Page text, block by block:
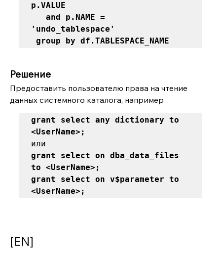
p.VALUE
'undo_tablespace'
group by df.TABLESPACE_NAME
Решение
Предоставить пользователю права на чтение
данных системного каталога, например
grant select any dictionary to
<UserName>;
grant select on dba_data_files
to <UserName>;
grant select on v$parameter to
<UserName>;
[EN]